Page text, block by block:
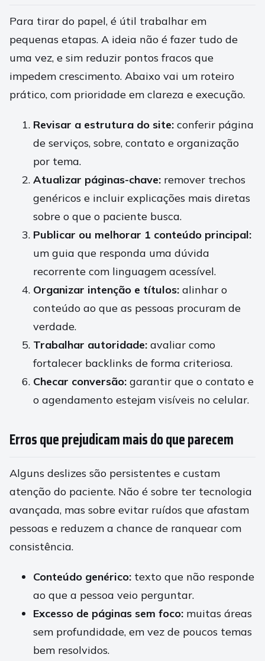
Para tirar do papel, é útil trabalhar em
pequenas etapas. A ideia não é fazer tudo de
uma vez, e sim reduzir pontos fracos que
impedem crescimento. Abaixo vai um roteiro
prático, com prioridade em clareza e execução.
Revisar a estrutura do site: conferir página
de serviços, sobre, contato e organização
por tema.
Atualizar páginas-chave: remover trechos
genéricos e incluir explicações mais diretas
sobre o que o paciente busca.
Publicar ou melhorar 1 conteúdo principal:
um guia que responda uma dúvida
recorrente com linguagem acessível.
Organizar intenção e títulos: alinhar o
conteúdo ao que as pessoas procuram de
verdade.
Trabalhar autoridade: avaliar como
fortalecer backlinks de forma criteriosa.
Checar conversão: garantir que o contato e
o agendamento estejam visíveis no celular.
Erros que prejudicam mais do que parecem
Alguns deslizes são persistentes e custam
atenção do paciente. Não é sobre ter tecnologia
avançada, mas sobre evitar ruídos que afastam
pessoas e reduzem a chance de ranquear com
consistência.
Conteúdo genérico: texto que não responde
ao que a pessoa veio perguntar.
Excesso de páginas sem foco: muitas áreas
sem profundidade, em vez de poucos temas
bem resolvidos.